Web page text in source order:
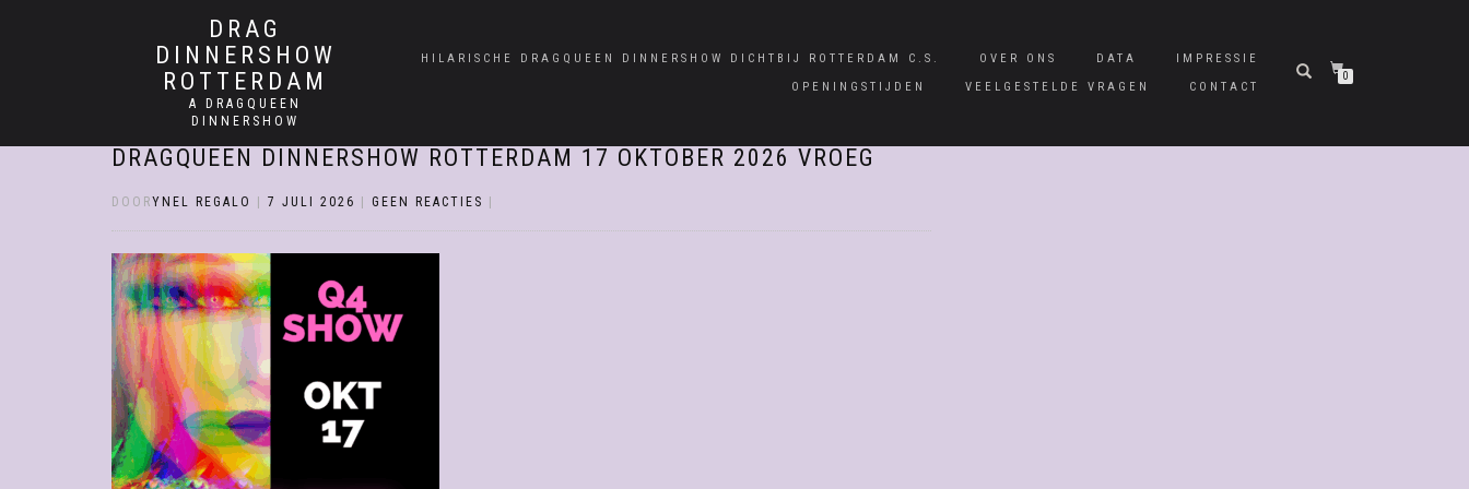
DRAG
DINNERSHOW
ROTTERDAM
A DRAGQUEEN
DINNERSHOW
HILARISCHE DRAGQUEEN DINNERSHOW DICHTBIJ ROTTERDAM C.S. OVER ONS DATA
IMPRESSIE
OPENINGSTIJDEN
VEELGESTELDE VRAGEN CONTACT
0
DRAGQUEEN DINNERSHOW ROTTERDAM 17 OKTOBER 2026 VROEG
DOORYNEL REGALO 7 JULI 2026 GEEN REACTIES